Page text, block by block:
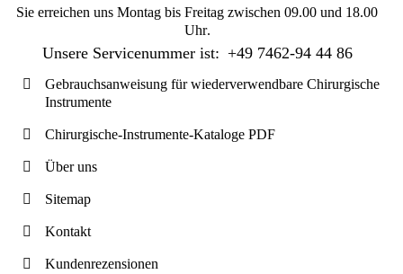
Sie erreichen uns Montag bis Freitag zwischen 09.00 und 18.00
Uhr.
Unsere Servicenummer ist: +49 7462-94 44 86
Gebrauchsanweisung für wiederverwendbare Chirurgische
Instrumente
Chirurgische-Instrumente-Kataloge PDF
Über uns
Sitemap
Kontakt
Kundenrezensionen